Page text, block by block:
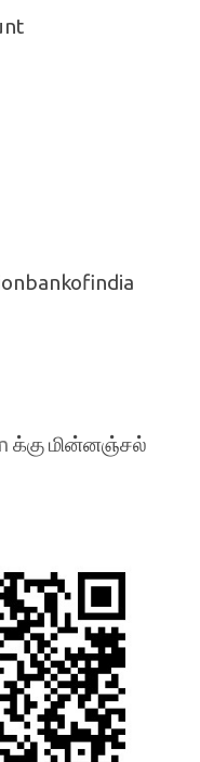
க்கு மின்னஞ்சல்